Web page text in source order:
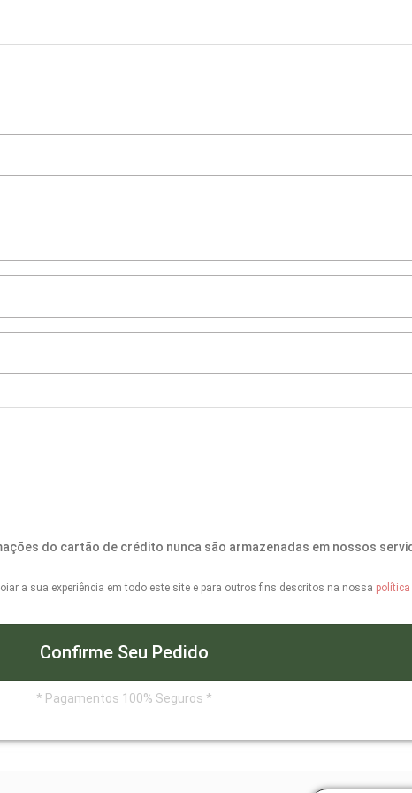
do cartão de crédito nunca são armazenadas em nossos
a sua experiência em todo este site e para outros fins descritos na nossa
Confirme Seu Pedido
* Pagamentos 100% Seguros *